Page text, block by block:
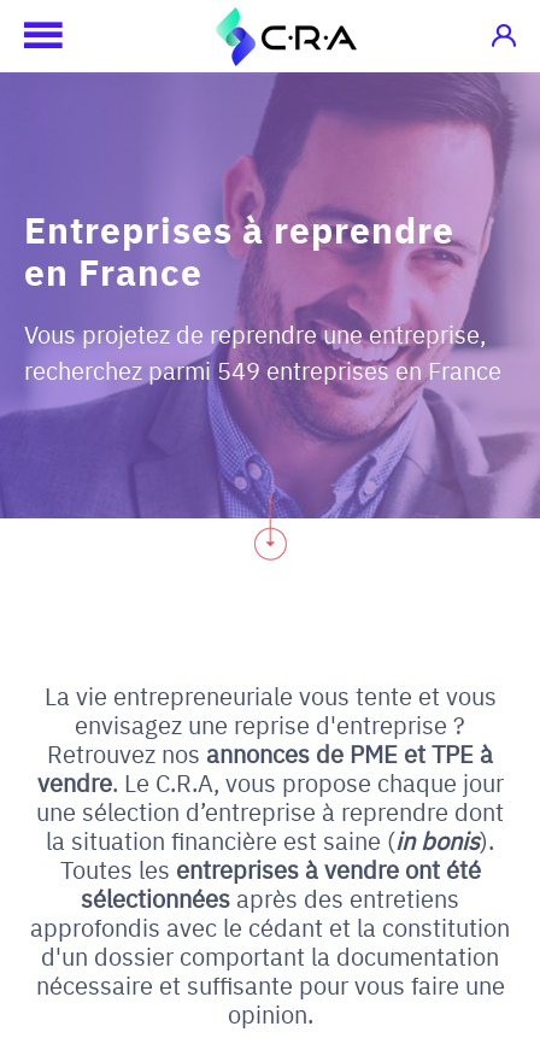
Entreprises à reprendre
en France
Vous projetez de reprendre une entreprise,
recherchez parmi 549 entreprises en France
La vie entrepreneuriale vous tente et vous
envisagez une reprise d'entreprise ?
Retrouvez nos annonces de PME etTPE à
vendre. Le C.R.A, vous propose chaque jour
une sélection d’entreprise à reprendre dont
la situation financière est saine (in bonis).
Toutes les entreprises à vendre ont été
sélectionnées après des entretiens
approfondis avec le cédant et la constitution
d'un dossier comportant la documentation
nécessaire et suffisante pour vous faire une
opinion.